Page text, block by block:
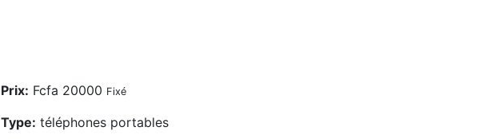
Prix: Fcfa 20000 Fixé
Type: téléphones portables